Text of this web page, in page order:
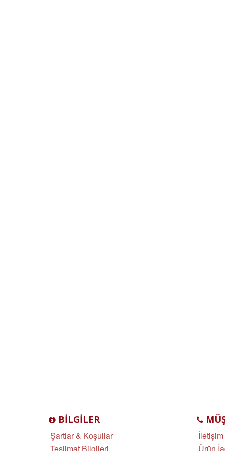
BILGILER
Şartlar & Koşullar
Teslimat Bilgileri
İletişim
Ürün